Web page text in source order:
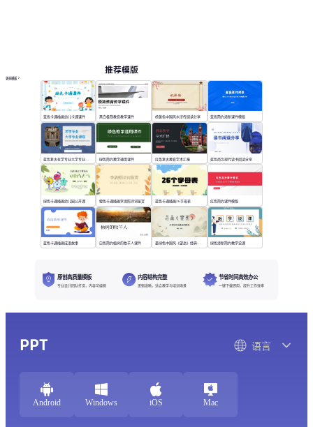
推荐模版
更多模板
蓝色卡通插画幼儿卡通课件 黑白极简教育教学课件 棕黄色中国风水浒传阅读分享 蓝色简约清新课件模版
绿色简约教学通用课件 红色复古教育学术汇报 蓝色商务现代读书阅读分享
绿色卡通插画幼儿园公开课 橙色卡通插画李清照诗词鉴赏 蓝色卡通插画26字母表 红色简约课件模版
蓝色卡通插画成语故事 白色简约植树的牧羊人课件 墨绿色中国风《望岳》经典诗词欣赏 绿色清新简约教学说课
原创高质量模板
专业设计团队打造，内容可编辑
内容结构完整
逻辑清晰，适合教学与培训场景
节省时间高效办公
一键下载即用，提升工作效率
PPT 语言
Android Windows iOS Mac